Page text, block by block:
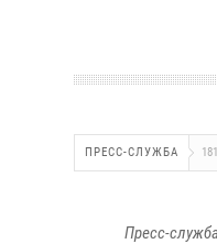
ПРЕСС-СЛУЖБА
Пресс-